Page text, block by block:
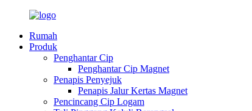
Rumah
Produk
Penghantar Cip
Penghantar Cip Magnet
Penapis Penyejuk
Penapis Jalur Kertas Magnet
Pencincang Cip Logam